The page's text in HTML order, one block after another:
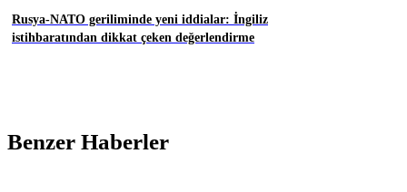
Rusya-NATO geriliminde yeni iddialar: İngiliz
istihbaratından dikkat çeken değerlendirme
Benzer Haberler